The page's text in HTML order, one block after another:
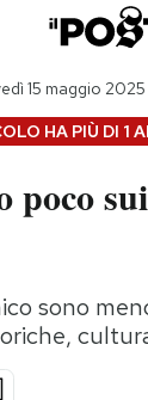
Auto
HA PIÙ DI 1
15 maggio 2025
poco
sono